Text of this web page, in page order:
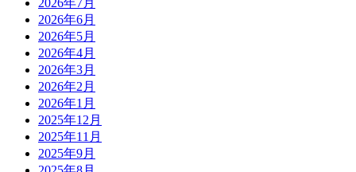
2026年6月
2026年5月
2026年4月
2026年3月
2026年2月
2026年1月
2025年12月
2025年11月
2025年9月